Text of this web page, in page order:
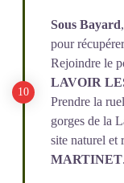
Sous Bayard
pour
Rejoindre le
LAVOIR
Prendre la
gorges de la
site naturel et
MARTINET.